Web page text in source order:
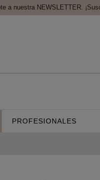
a nuestra NEWSLETTER.
PROFESIONALES